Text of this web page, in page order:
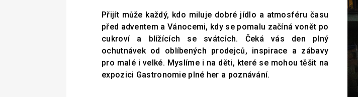
Přijít může každý, kdo miluje dobré jídlo a atmosféru času
před adventem a Vánocemi, kdy se pomalu začíná vonět po
cukroví a blížících se svátcích. Čeká vás den plný
ochutnávek od oblíbených prodejců, inspirace a zábavy
pro malé i velké. Myslíme i na děti, které se mohou těšit na
expozici Gastronomie plné her a poznávání.